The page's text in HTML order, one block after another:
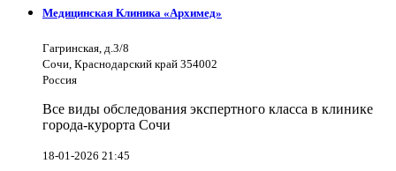
Медицинская Клиника «Архимед»
Гагринская, д.3/8
Сочи, Краснодарский край 354002
Россия
Все виды обследования экспертного класса в клинике
города-курорта Сочи
18-01-2026 21:45